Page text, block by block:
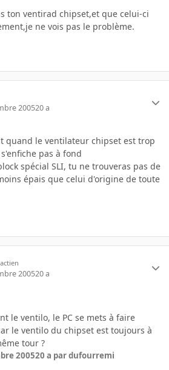
ton ventirad chipset,et que celui-ci
ne vois pas le problème.
200520 a
quand le ventilateur chipset est trop
pas à fond
spécial SLI, tu ne trouveras pas de
épais que celui d'origine de toute
200520 a
le ventilo, le PC se mets à faire
le ventilo du chipset est toujours à
tour ?
200520 a par dufourremi